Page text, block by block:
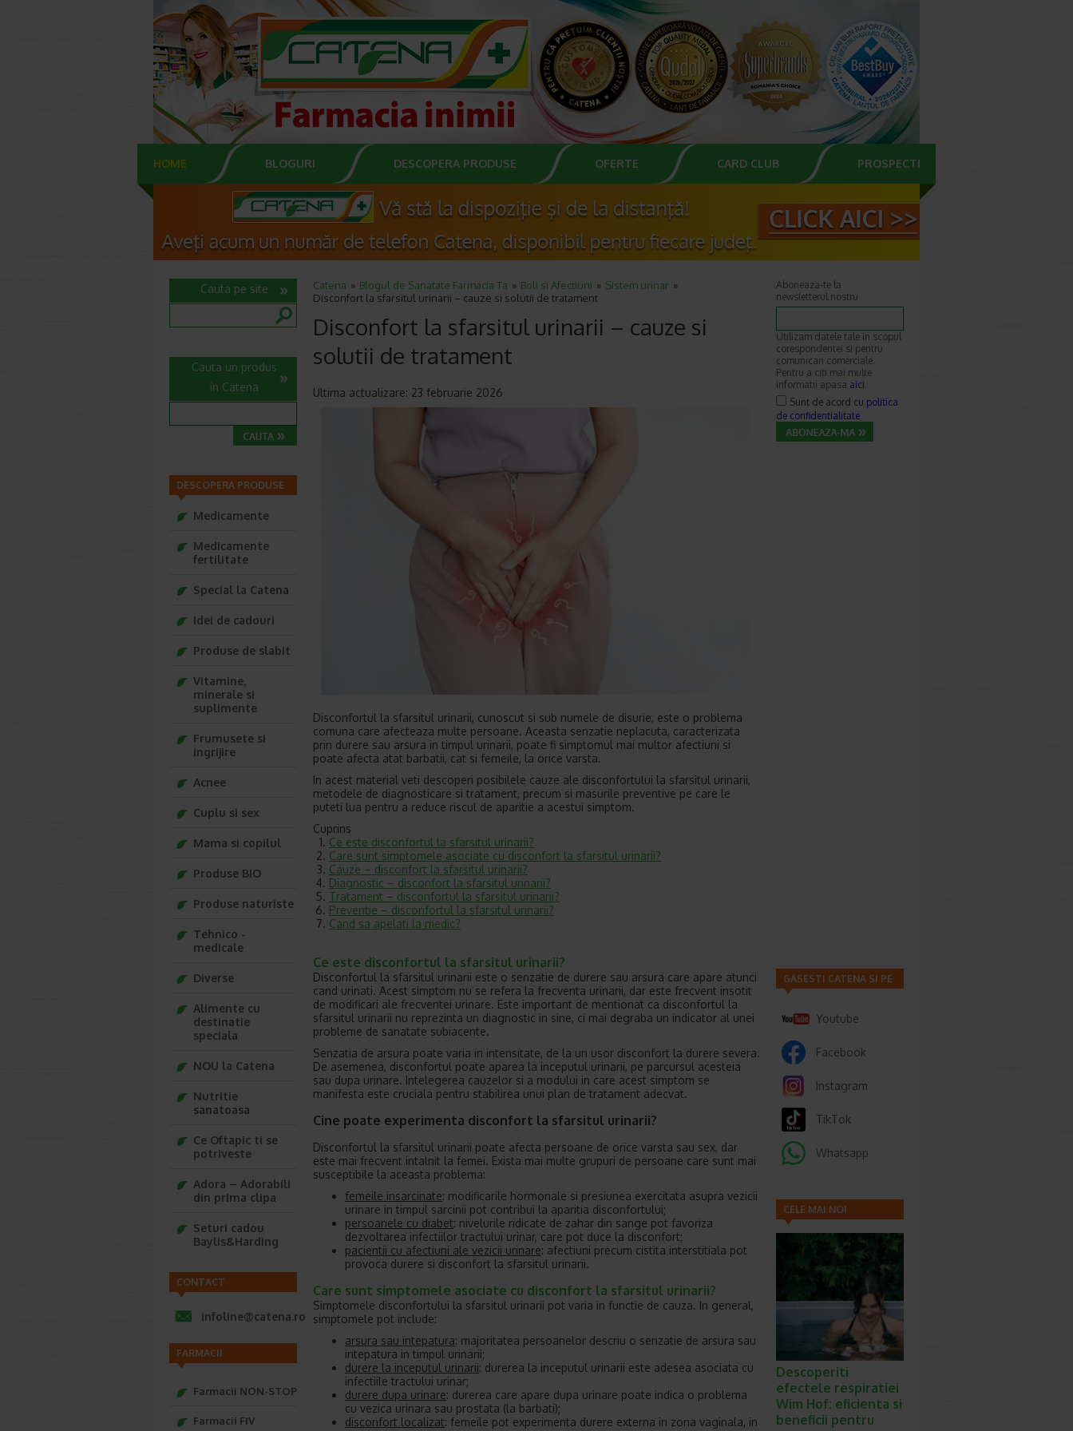
HOME BLOGURI DESCOPERA PRODUSE OFERTE CARD CLUB PROSPECTE
Catena Blogul de Sanatate Farmacia Ta Boli si Afectiuni
Sistem urinar
Disconfort la sfarsitul urinarii – cauze si solutii de tratament
Disconfort la sfarsitul urinarii – cauze si
solutii de tratament
Ultima actualizare: 23 februarie 2026
Disconfortul la sfarsitul urinarii, cunoscut si sub numele de disurie, este o problema
comuna care afecteaza multe persoane. Aceasta senzatie neplacuta, caracterizata
prin durere sau arsura in timpul urinarii, poate fi simptomul mai multor afectiuni si
poate afecta atat barbatii, cat si femeile, la orice varsta.
In acest material veti descoperi posibilele cauze ale disconfortului la sfarsitul urinarii,
metodele de diagnosticare si tratament, precum si masurile preventive pe care le
puteti lua pentru a reduce riscul de aparitie a acestui simptom.
Cuprins
Ce este disconfortul la sfarsitul urinarii?
Care sunt simptomele asociate cu disconfort la sfarsitul urinarii?
Cauze – disconfort la sfarsitul urinarii?
Diagnostic – disconfort la sfarsitul urinarii?
Tratament – disconfortul la sfarsitul urinarii?
Preventie – disconfortul la sfarsitul urinarii?
Cand sa apelati la medic?
Ce este disconfortul la sfarsitul urinarii?
Disconfortul la sfarsitul urinarii este o senzatie de durere sau arsura care apare atunci
cand urinati. Acest simptom nu se refera la frecventa urinarii, dar este frecvent insotit
de modificari ale frecventei urinare. Este important de mentionat ca disconfortul la
sfarsitul urinarii nu reprezinta un diagnostic in sine, ci mai degraba un indicator al unei
probleme de sanatate subiacente.
Senzatia de arsura poate varia in intensitate, de la un usor disconfort la durere severa.
De asemenea, disconfortul poate aparea la inceputul urinarii, pe parcursul acesteia
sau dupa urinare. Intelegerea cauzelor si a modului in care acest simptom se
manifesta este cruciala pentru stabilirea unui plan de tratament adecvat.
Cine poate experimenta disconfort la sfarsitul urinarii?
Disconfortul la sfarsitul urinarii poate afecta persoane de orice varsta sau sex, dar
este mai frecvent intalnit la femei. Exista mai multe grupuri de persoane care sunt mai
susceptibile la aceasta problema:
femeile insarcinate: modificarile hormonale si presiunea exercitata asupra vezicii
urinare in timpul sarcinii pot contribui la aparitia disconfortului;
persoanele cu diabet: nivelurile ridicate de zahar din sange pot favoriza
dezvoltarea infectiilor tractului urinar, care pot duce la disconfort;
pacientii cu afectiuni ale vezicii urinare: afectiuni precum cistita interstitiala pot
provoca durere si disconfort la sfarsitul urinarii.
Care sunt simptomele asociate cu disconfort la sfarsitul urinarii?
Simptomele disconfortului la sfarsitul urinarii pot varia in functie de cauza. In general,
simptomele pot include:
arsura sau intepatura: majoritatea persoanelor descriu o senzatie de arsura sau
intepatura in timpul urinarii;
durere la inceputul urinarii: durerea la inceputul urinarii este adesea asociata cu
infectiile tractului urinar;
durere dupa urinare: durerea care apare dupa urinare poate indica o problema
cu vezica urinara sau prostata (la barbati);
disconfort localizat: femeile pot experimenta durere externa in zona vaginala, in
Cauta pe site
Cauta un produs
in Catena
DESCOPERA PRODUSE
Medicamente
Medicamente
fertilitate
Special la Catena
Idei de cadouri
Produse de slabit
Vitamine,
minerale si
suplimente
Frumusete si
ingrijire
Acnee
Cuplu si sex
Mama si copilul
Produse BIO
Produse naturiste
Tehnico -
medicale
Diverse
Alimente cu
destinatie
speciala
NOU la Catena
Nutritie
sanatoasa
Ce Oftapic ti se
potriveste
Adora – Adorabili
din prima clipa
Seturi cadou
Baylis&Harding
CONTACT
infoline@catena.ro
FARMACII
Farmacii NON-STOP
Farmacii FIV
Aboneaza-te la
newsletterul nostru
Utilizam datele tale in scopul
corespondentei si pentru
comunicari comerciale.
Pentru a citi mai multe
informatii apasa aici.
Sunt de acord cu politica
de confidentialitate
GASESTI CATENA SI PE
Youtube
Facebook
Instagram
TikTok
Whatsapp
CELE MAI NOI
Descoperiti
efectele respiratiei
Wim Hof: eficienta si
beneficii pentru